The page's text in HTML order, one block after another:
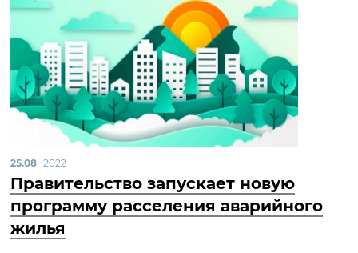
25.08 2022
Правительство запускает новую
программу расселения аварийного
жилья